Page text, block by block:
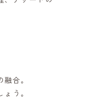
合。
う。